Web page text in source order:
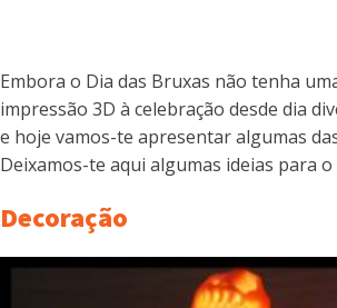
Embora o Dia das Bruxas não tenha
impressão 3D à celebração desde dia
e hoje vamos-te apresentar algumas
Deixamos-te aqui algumas ideias para
Decoração